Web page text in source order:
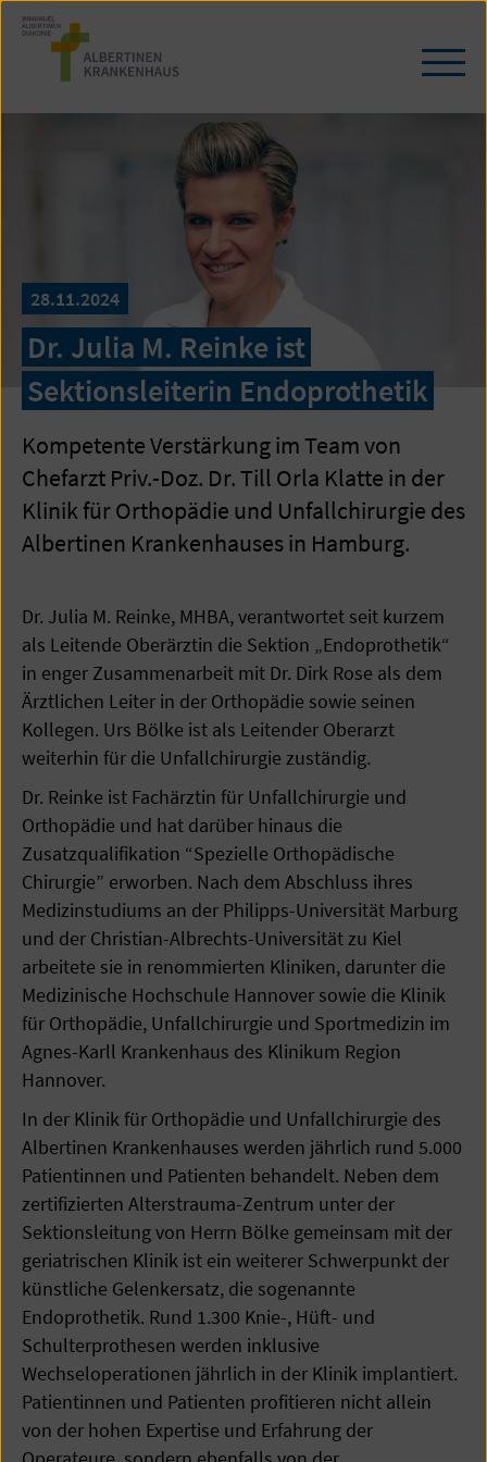
Zum
Seiteninhalt
springen
/
28.11.2024
Dr. Julia M. Reinke ist
Sektionsleiterin Endoprothetik
Kompetente Verstärkung im Team von
Chefarzt Priv.-Doz. Dr. Till Orla Klatte in der
Klinik für Orthopädie und Unfallchirurgie des
Albertinen Krankenhauses in Hamburg.
Dr. Julia M. Reinke, MHBA, verantwortet seit kurzem
als Leitende Oberärztin die Sektion „Endoprothetik“
in enger Zusammenarbeit mit Dr. Dirk Rose als dem
Ärztlichen Leiter in der Orthopädie sowie seinen
Kollegen. Urs Bölke ist als Leitender Oberarzt
weiterhin für die Unfallchirurgie zuständig.
Dr. Reinke ist Fachärztin für Unfallchirurgie und
Orthopädie und hat darüber hinaus die
Zusatzqualifikation “Spezielle Orthopädische
Chirurgie” erworben. Nach dem Abschluss ihres
Medizinstudiums an der Philipps-Universität Marburg
und der Christian-Albrechts-Universität zu Kiel
arbeitete sie in renommierten Kliniken, darunter die
Medizinische Hochschule Hannover sowie die Klinik
für Orthopädie, Unfallchirurgie und Sportmedizin im
Agnes-Karll Krankenhaus des Klinikum Region
Hannover.
In der Klinik für Orthopädie und Unfallchirurgie des
Albertinen Krankenhauses werden jährlich rund 5.000
Patientinnen und Patienten behandelt. Neben dem
zertifizierten Alterstrauma-Zentrum unter der
Sektionsleitung von Herrn Bölke gemeinsam mit der
geriatrischen Klinik ist ein weiterer Schwerpunkt der
künstliche Gelenkersatz, die sogenannte
Endoprothetik. Rund 1.300 Knie-, Hüft- und
Schulterprothesen werden inklusive
Wechseloperationen jährlich in der Klinik implantiert.
Patientinnen und Patienten profitieren nicht allein
von der hohen Expertise und Erfahrung der